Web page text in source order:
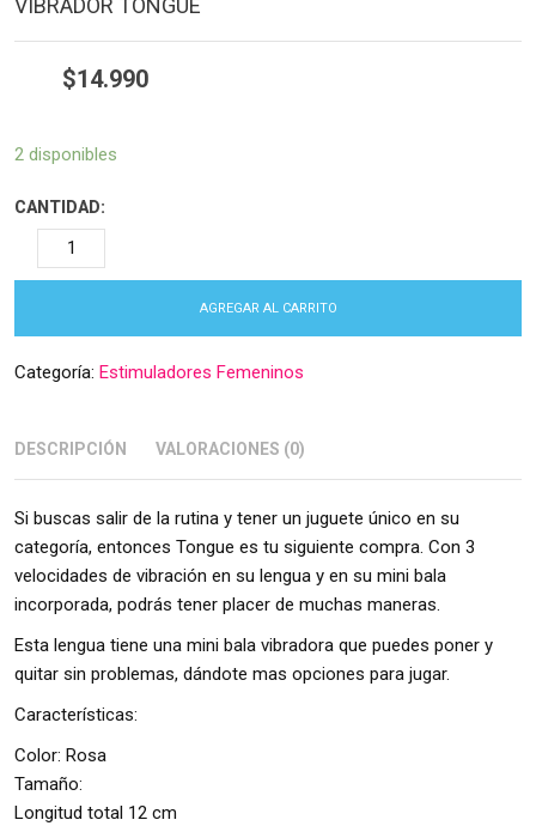
$14.990
2 disponibles
CANTIDAD:
AGREGAR AL CARRITO
Categoría: Estimuladores Femeninos
DESCRIPCIÓN VALORACIONES (0)
Si buscas salir de la rutina y tener un juguete único en su
categoría, entonces Tongue es tu siguiente compra. Con 3
velocidades de vibración en su lengua y en su mini bala
incorporada, podrás tener placer de muchas maneras.
Esta lengua tiene una mini bala vibradora que puedes poner y
quitar sin problemas, dándote mas opciones para jugar.
Características:
Color: Rosa
Tamaño:
Longitud total 12 cm